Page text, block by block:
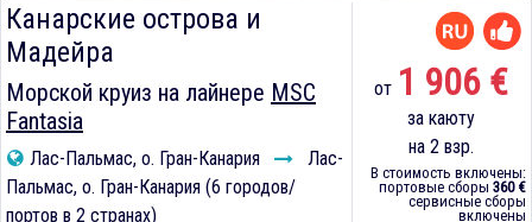
Канарские острова и
Мадейра
Морской круиз на лайнере MSC
Fantasia
Лас-Пальмас, о. Гран-Канария
Лас-
Пальмас, о. Гран-Канария (6 городов/
портов в 2 странах)
от 1 906 €
за каюту
на 2 взр.
В стоимость включены:
портовые сборы 360 €
сервисные сборы
включены